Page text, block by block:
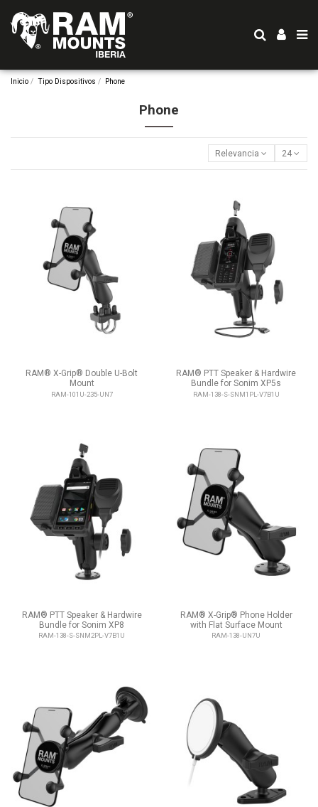
Inicio Tipo Dispositivos Phone
Phone
Relevancia 24
RAM® X-Grip® Double U-Bolt
Mount
RAM-101U-235-UN7
RAM® PTT Speaker & Hardwire
Bundle for Sonim XP5s
RAM-138-S-SNM1PL-V7B1U
RAM® PTT Speaker & Hardwire
Bundle for Sonim XP8
RAM-138-S-SNM2PL-V7B1U
RAM® X-Grip® Phone Holder
with Flat Surface Mount
RAM-138-UN7U